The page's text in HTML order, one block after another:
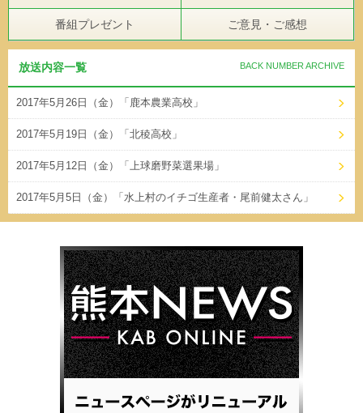
番組プレゼント ご意見・ご感想
放送内容一覧 BACK NUMBER ARCHIVE
2017年5月26日（金）「鹿本農業高校」
2017年5月19日（金）「北稜高校」
2017年5月12日（金）「上球磨野菜選果場」
2017年5月5日（金）「水上村のイチゴ生産者・尾前健太さん」